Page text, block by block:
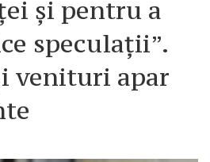
și pentru a
speculații”.
venituri apar